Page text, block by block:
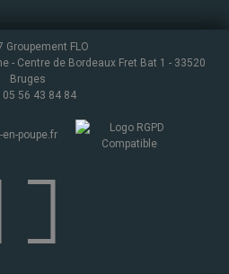
Groupement FLO
- Centre de Bordeaux Fret Bat 1 - 33520
Bruges
05 56 43 84 84
en-poupe.fr